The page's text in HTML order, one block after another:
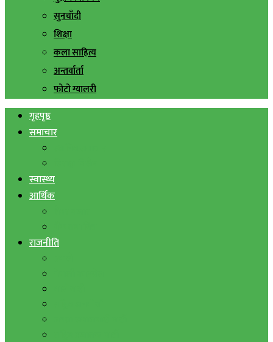
सुनचाँदी
शिक्षा
कला साहित्य
अन्तर्वार्ता
फोटो ग्यालरी
गृहपृष्ठ
समाचार
स्वास्थ्य
आर्थिक
राजनीति